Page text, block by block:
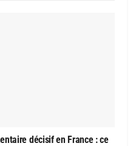
décisif en France : ce